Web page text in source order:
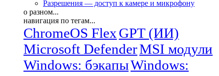
Разрешения — доступ к камере и микрофону
о разном...
навигация по тегам...
ChromeOS FlexGPT (ИИ)
Microsoft DefenderMSI модули
Windows: бэкапыWindows: